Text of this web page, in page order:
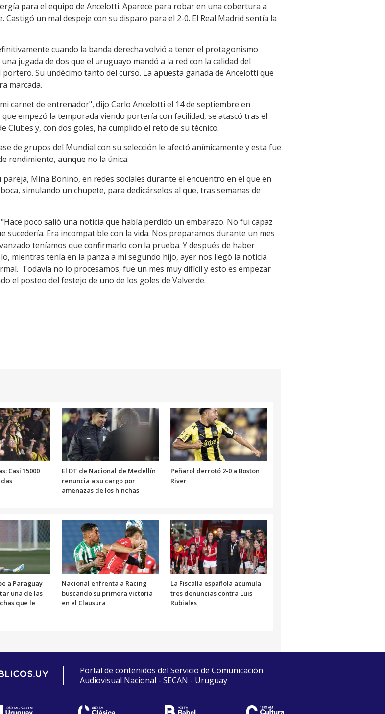
para el equipo de Ancelotti. Aparece para robar en una cobertura a
un mal despeje con su disparo para el 2-0. El Real Madrid sentía la
cuando la banda derecha volvió a tener el protagonismo
jugada de dos que el uruguayo mandó a la red con la calidad del
Su undécimo tanto del curso. La apuesta ganada de Ancelotti que
marcada.
carnet de entrenador", dijo Carlo Ancelotti el 14 de septiembre en
empezó la temporada viendo portería con facilidad, se atascó tras el
Clubes y, con dos goles, ha cumplido el reto de su técnico.
de grupos del Mundial con su selección le afectó anímicamente y esta fue
rendimiento, aunque no la única.
Mina Bonino, en redes sociales durante el encuentro en el que en
simulando un chupete, para dedicárselos al que, tras semanas de
poco salió una noticia que había perdido un embarazo. No fui capaz
sucedería. Era incompatible con la vida. Nos preparamos durante un mes
teníamos que confirmarlo con la prueba. Y después de haber
mientras tenía en la panza a mi segundo hijo, ayer nos llegó la noticia
Todavía no lo procesamos, fue un mes muy difícil y esto es empezar
el posteo del festejo de uno de los goles de Valverde.
Casi 15000
El DT de Nacional de Medellín
renuncia a su cargo por
amenazas de los hinchas
Peñarol derrotó 2-0 a Boston
River
a Paraguay
una de las
que le
Nacional enfrenta a Racing
buscando su primera victoria
en el Clausura
La Fiscalía española acumula
tres denuncias contra Luis
Rubiales
Portal de contenidos del Servicio de Comunicación
Audiovisual Nacional - SECAN - Uruguay